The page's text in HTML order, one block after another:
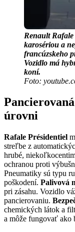
Renault
karosériou a
francúzskeho
Vozidlo má
koní.
Foto:
úrovni
Rafale Présidentiel
streľbe z
hrubé,
ochranou proti
Pneumatiky sú typu
poškodení. Palivová
pri zásahu. Vozidlo
pancierovaniu.
chemických látok a
a môže fungovať ako